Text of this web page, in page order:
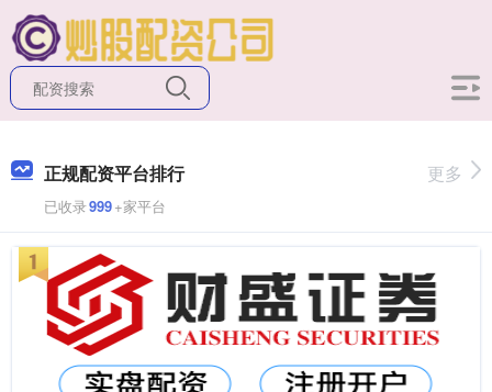
正规配资平台排行
已收录999+家平台
更多